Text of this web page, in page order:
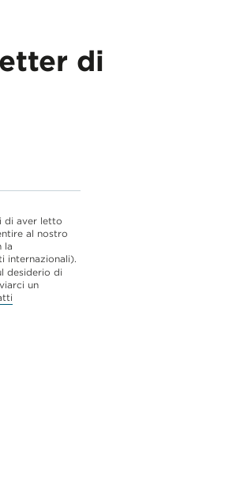
di
di aver letto
al nostro
la
internazionali).
desiderio di
un